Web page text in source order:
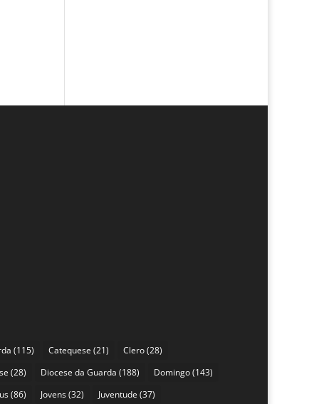
(115) Catequese (21) Clero(28)
(28) Diocese da Guarda (188) Domingo(143)
(86) Jovens(32) Juventude (37)